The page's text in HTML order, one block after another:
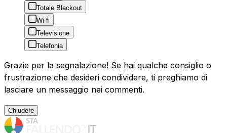
Totale Blackout
Wi-fi
Televisione
Telefonia
Grazie per la segnalazione! Se hai qualche consiglio o
frustrazione che desideri condividere, ti preghiamo di
lasciare un messaggio nei commenti.
Chiudere